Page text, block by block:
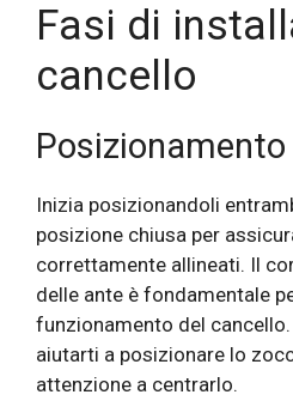
Fasi di
cancello
Inizia posizionandoli
posizione chiusa per
correttamente allineati. Il
delle ante è fondamentale
funzionamento del
aiutarti a posizionare lo
attenzione a centrarlo.